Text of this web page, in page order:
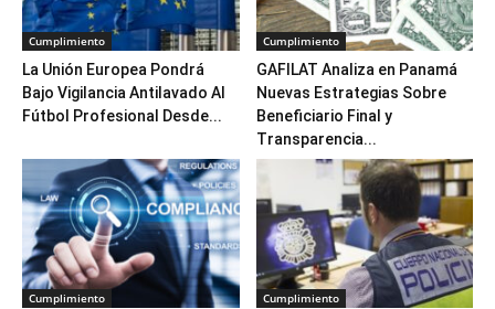
Cumplimiento
La Unión Europea Pondrá
Bajo Vigilancia Antilavado Al
Fútbol Profesional Desde...
Cumplimiento
GAFILAT Analiza en Panamá
Nuevas Estrategias Sobre
Beneficiario Final y
Transparencia...
Cumplimiento Cumplimiento